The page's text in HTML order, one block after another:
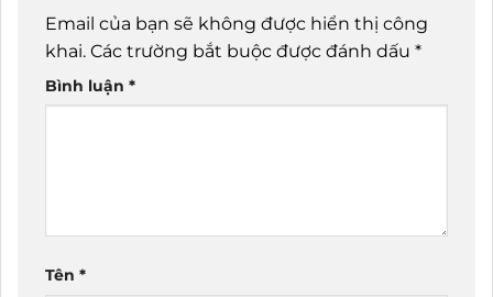
Email của bạn sẽ không được hiển thị công
khai. Các trường bắt buộc được đánh dấu *
Bình luận *
Tên *